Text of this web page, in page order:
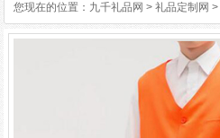
您现在的位置： 九千礼品网 > 礼品定制网 >